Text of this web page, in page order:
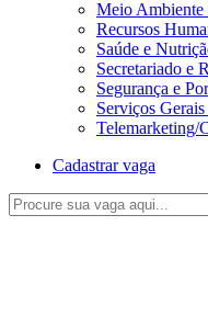
Meio Ambiente
Recursos
Saúde e
Secretariado e
Segurança e
Serviços
Telemarketing/
Cadastrar vaga